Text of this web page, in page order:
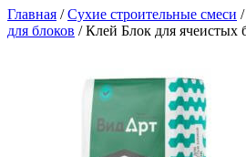
Главная /Сухие строительные смеси /
для блоков / Клей Блок для ячеистых